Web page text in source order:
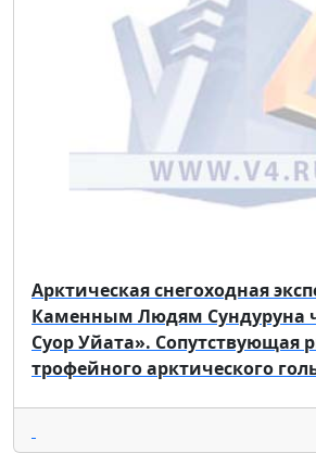
Арктическая снегоходная
Каменным Людям Сундуруна
Суор Уйата». Сопутствующая
трофейного арктического